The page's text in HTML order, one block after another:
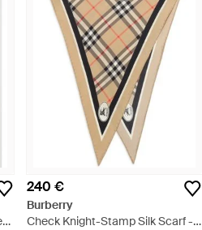
240 €
Burberry
Check Knight-Stamp Silk Scarf -